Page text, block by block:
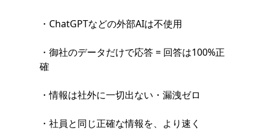
・ChatGPTなどの外部AIは不使用
・御社のデータだけで応答 = 回答は100%正
確
・情報は社外に一切出ない・漏洩ゼロ
・社員と同じ正確な情報を、より速く